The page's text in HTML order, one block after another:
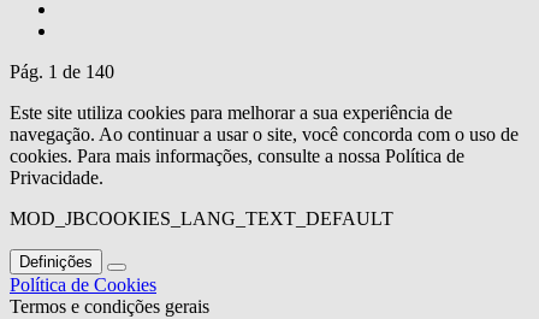
Pág. 1 de 140
Este site utiliza cookies para melhorar a sua experiência de
navegação. Ao continuar a usar o site, você concorda com o uso de
cookies. Para mais informações, consulte a nossa Política de
Privacidade.
MOD_JBCOOKIES_LANG_TEXT_DEFAULT
Definições
Política de Cookies
Termos e condições gerais